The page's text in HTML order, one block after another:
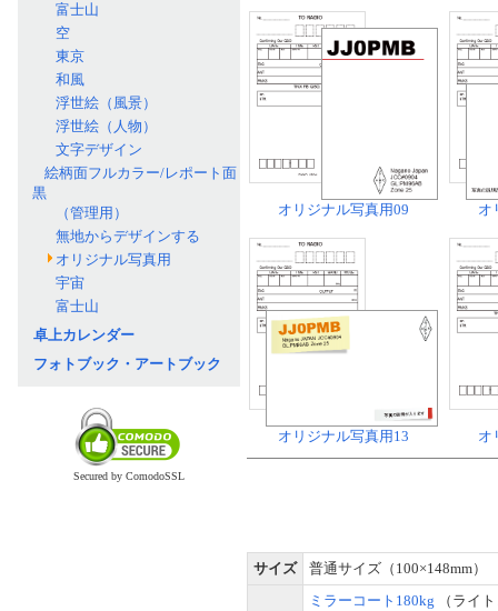
富士山
空
東京
和風
浮世絵（風景）
浮世絵（人物）
文字デザイン
絵柄面フルカラー/レポート面
黒
（管理用）
無地からデザインする
オリジナル写真用
宇宙
富士山
卓上カレンダー
フォトブック・アートブック
Secured by ComodoSSL
オリジナル写真用09 オ
オリジナル写真用13 オ
サイズ 普通サイズ（100×148mm）
ミラーコート180kg
（ライ